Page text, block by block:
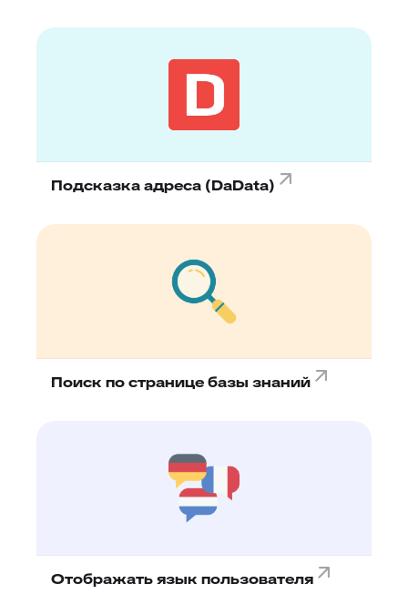
Подсказка адреса (DaData)
Поиск по странице базы знаний
Отображать язык пользователя